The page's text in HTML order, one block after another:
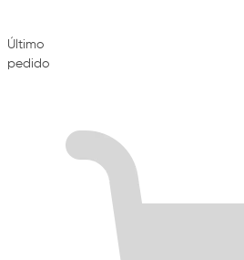
Último
pedido